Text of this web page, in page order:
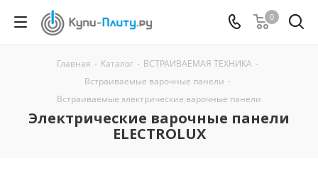
0
Главная - Каталог - ВСТРАИВАЕМАЯ ТЕХНИКА -
Встраиваемые варочные панели -
Встраиваемые электрические варочные панели
Электрические варочные панели
ELECTROLUX